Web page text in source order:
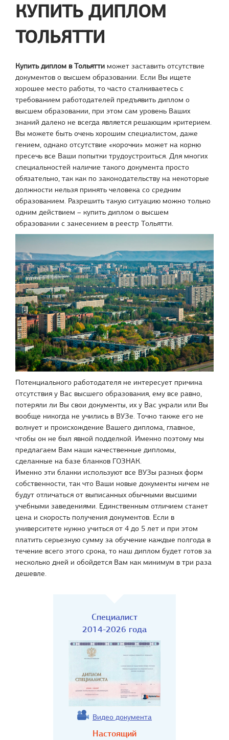
КУПИТЬ ДИПЛОМ
ТОЛЬЯТТИ
Купить диплом в Тольятти может заставить отсутствие
документов о высшем образовании. Если Вы ищете
хорошее место работы, то часто сталкиваетесь с
требованием работодателей предъявить диплом о
высшем образовании, при этом сам уровень Ваших
знаний далеко не всегда является решающим критерием.
Вы можете быть очень хорошим специалистом, даже
гением, однако отсутствие «корочки» может на корню
пресечь все Ваши попытки трудоустроиться. Для многих
специальностей наличие такого документа просто
обязательно, так как по законодательству на некоторые
должности нельзя принять человека со средним
образованием. Разрешить такую ситуацию можно только
одним действием – купить диплом о высшем
образовании с занесением в реестр Тольятти.
Потенциального работодателя не интересует причина
отсутствия у Вас высшего образования, ему все равно,
потеряли ли Вы свои документы, их у Вас украли или Вы
вообще никогда не учились в ВУЗе. Точно также его не
волнует и происхождение Вашего диплома, главное,
чтобы он не был явной подделкой. Именно поэтому мы
предлагаем Вам наши качественные дипломы,
сделанные на базе бланков ГОЗНАК.
Именно эти бланки используют все ВУЗы разных форм
собственности, так что Ваши новые документы ничем не
будут отличаться от выписанных обычными высшими
учебными заведениями. Единственным отличием станет
цена и скорость получения документов. Если в
университете нужно учиться от 4 до 5 лет и при этом
платить серьезную сумму за обучение каждые полгода в
течение всего этого срока, то наш диплом будет готов за
несколько дней и обойдется Вам как минимум в три раза
дешевле.
Специалист
2014-2026 года
Видео документа
Настоящий